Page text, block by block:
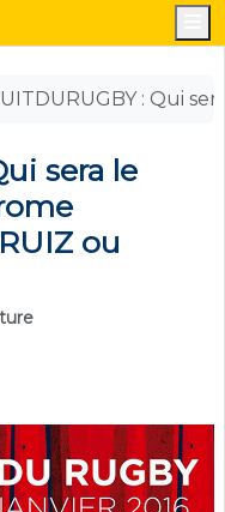
: Qui
sera le
ou